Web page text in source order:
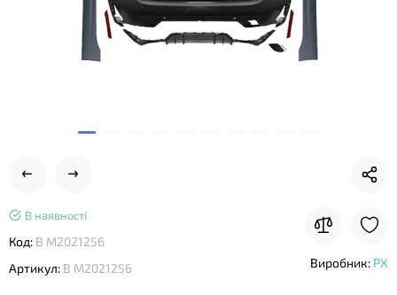
В наявності
Код: B M2021256
Артикул: B M2021256 Виробник: PX